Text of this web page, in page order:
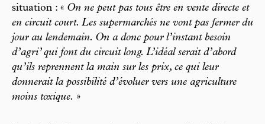
situation : « On ne peut pas tous être en vente directe et
en circuit court. Les supermarchés ne vont pas fermer du
jour au lendemain. On a donc pour l’instant besoin
d’agri’ qui font du circuit long. L’idéal serait d’abord
qu’ils reprennent la main sur les prix, ce qui leur
donnerait la possibilité d’évoluer vers une agriculture
moins toxique. »